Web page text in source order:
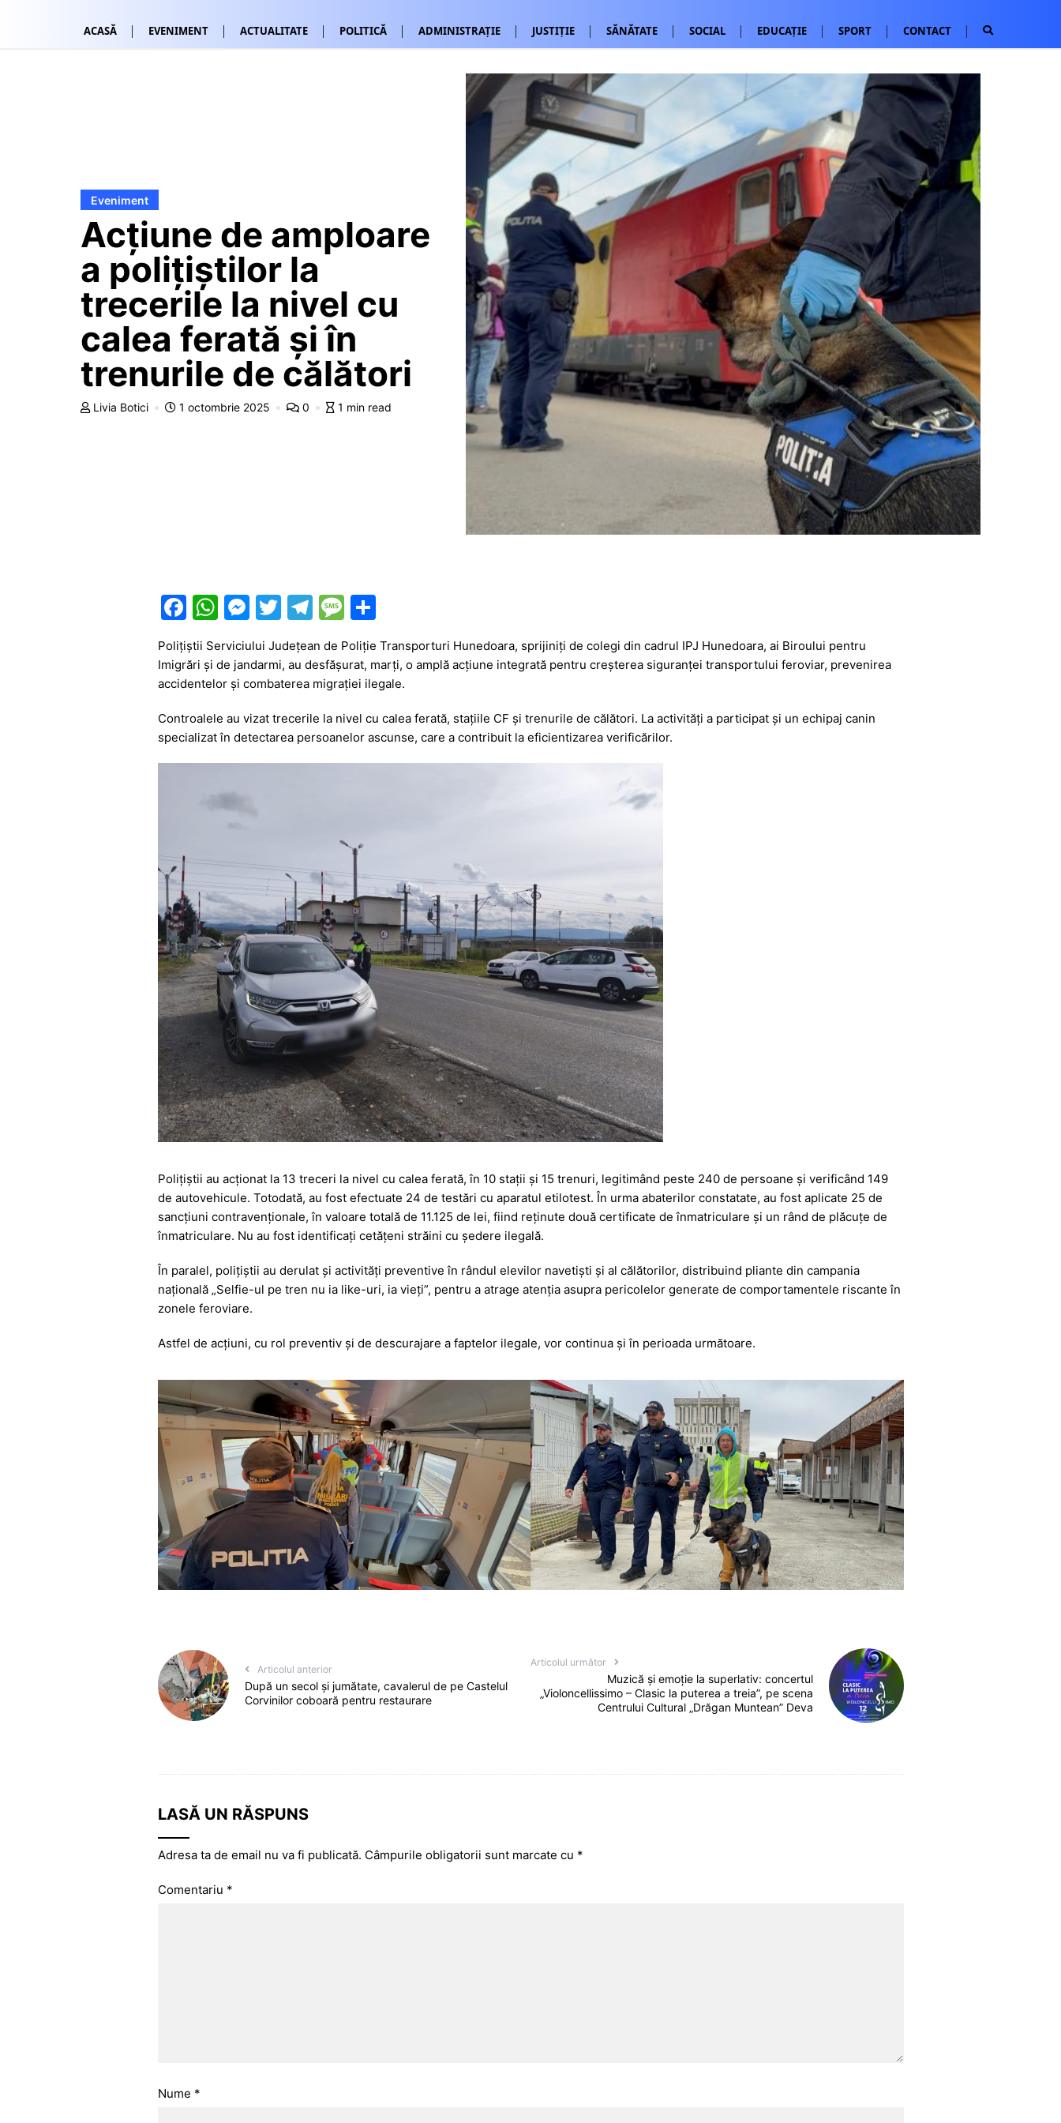
ACASĂ EVENIMENT ACTUALITATE POLITICĂ ADMINISTRAȚIE JUSTIȚIE SĂNĂTATE SOCIAL EDUCAȚIE SPORT CONTACT
Eveniment
Acțiune de amploare
a polițiștilor la
trecerile la nivel cu
calea ferată și în
trenurile de călători
Livia Botici 1 octombrie 2025 0 1 min read
F
a
c
e
b
o
o
W
at
s
A
p
p
M
e
s
s
e
n
g
T
itt
er
T
e
gr
a
m
M
s
s
a
g
e
P
ta
je
a
z
ă
Polițiștii Serviciului Județean de Poliție Transporturi Hunedoara, sprijiniți de colegi din cadrul IPJ Hunedoara, ai Biroului pentru
Imigrări și de jandarmi, au desfășurat, marți, o amplă acțiune integrată pentru creșterea siguranței transportului feroviar, prevenirea
accidentelor și combaterea migrației ilegale.
Controalele au vizat trecerile la nivel cu calea ferată, stațiile CF și trenurile de călători. La activități a participat și un echipaj canin
specializat în detectarea persoanelor ascunse, care a contribuit la eficientizarea verificărilor.
Polițiștii au acționat la 13 treceri la nivel cu calea ferată, în 10 stații și 15 trenuri, legitimând peste 240 de persoane și verificând 149
de autovehicule. Totodată, au fost efectuate 24 de testări cu aparatul etilotest. În urma abaterilor constatate, au fost aplicate 25 de
sancțiuni contravenționale, în valoare totală de 11.125 de lei, fiind reținute două certificate de înmatriculare și un rând de plăcuțe de
înmatriculare. Nu au fost identificați cetățeni străini cu ședere ilegală.
În paralel, polițiștii au derulat și activități preventive în rândul elevilor navetiști și al călătorilor, distribuind pliante din campania
națională „Selfie-ul pe tren nu ia like-uri, ia vieți”, pentru a atrage atenția asupra pericolelor generate de comportamentele riscante în
zonele feroviare.
Astfel de acțiuni, cu rol preventiv și de descurajare a faptelor ilegale, vor continua și în perioada următoare.
Articolul anterior
După un secol și jumătate, cavalerul de pe Castelul
Corvinilor coboară pentru restaurare
Articolul următor
Muzică și emoție la superlativ: concertul
„Violoncellissimo – Clasic la puterea a treia”, pe scena
Centrului Cultural „Drăgan Muntean” Deva
LASĂ UN RĂSPUNS
Adresa ta de email nu va fi publicată. Câmpurile obligatorii sunt marcate cu *
Comentariu *
Nume *